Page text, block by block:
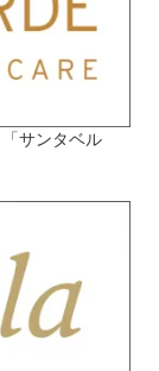
サンタベル